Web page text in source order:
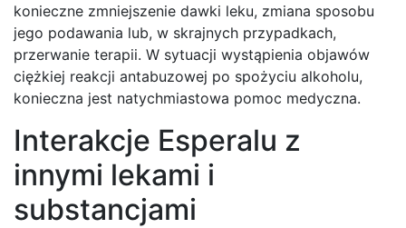
konieczne zmniejszenie dawki leku, zmiana sposobu
jego podawania lub, w skrajnych przypadkach,
przerwanie terapii. W sytuacji wystąpienia objawów
ciężkiej reakcji antabuzowej po spożyciu alkoholu,
konieczna jest natychmiastowa pomoc medyczna.
Interakcje Esperalu z
innymi lekami i
substancjami